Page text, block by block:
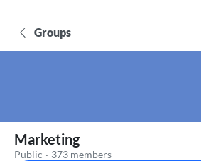
Groups
Marketing
Public · 373 members